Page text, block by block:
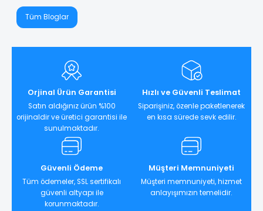
Tüm Bloglar
Orjinal Ürün Garantisi
Satın aldığınız ürün %100
orijinaldir ve üretici garantisi ile
sunulmaktadır.
Hızlı ve Güvenli Teslimat
Siparişiniz, özenle paketlenerek
en kısa sürede sevk edilir.
Güvenli Ödeme
Tüm ödemeler, SSL sertifikalı
güvenli altyapı ile
korunmaktadır.
Müşteri Memnuniyeti
Müşteri memnuniyeti, hizmet
anlayışımızın temelidir.